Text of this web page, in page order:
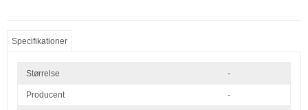
Specifikationer
Størrelse -
Producent -